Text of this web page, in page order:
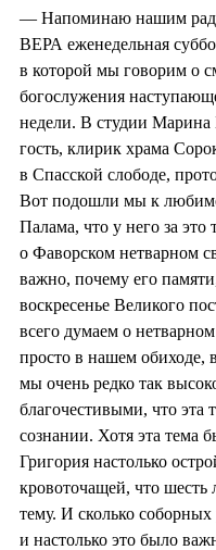
— Напоминаю нашим
ВЕРА еженедельная
в которой мы говорим о
богослужения
недели. В студии
гость, клирик храма
в Спасской слободе,
Вот подошли мы к
Палама, что у него за это
о Фаворском нетварном
важно, почему его
воскресенье Великого
всего думаем о
просто в нашем обиходе,
мы очень редко так
благочестивыми, что эта
сознании. Хотя эта тема
Григория настолько
кровоточащей, что шесть
тему. И сколько
и настолько это было